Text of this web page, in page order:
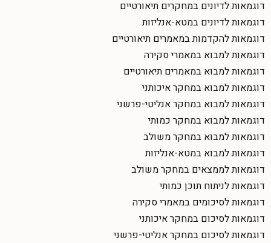
דוגמאות לדיונים במחקרים תיאורטיים
דוגמאות לדיונים במטא-אנליזות
דוגמאות להקדמות במאמרים תיאורטיים
דוגמאות למבוא במאמרי סקירה
דוגמאות למבוא במאמרים תיאורטיים
דוגמאות למבוא במחקר איכותני
דוגמאות למבוא במחקר אנליטי-פרשני
דוגמאות למבוא במחקר כמותי
דוגמאות למבוא במחקר משולב
דוגמאות למבוא במטא-אנליזות
דוגמאות לממצאים במחקר משולב
דוגמאות לניתוח תוכן כמותי
דוגמאות לסיכומים במאמרי סקירה
דוגמאות לסיכום במחקר איכותני
דוגמאות לסיכום במחקר אנליטי-פרשני